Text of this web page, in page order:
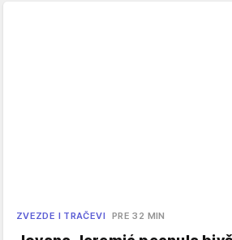
ZVEZDE I TRAČEVI PRE 32 MIN